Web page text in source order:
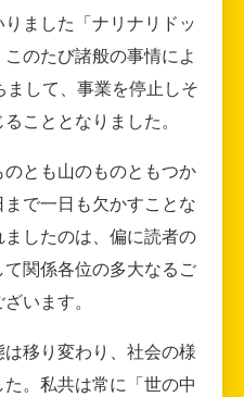
ました「ナリナリドッ
のたび諸般の事情によ
して、事業を停止しそ
こととなりました。
とも山のものともつか
で一日も欠かすことな
したのは、偏に読者の
関係各位の多大なるご
います。
移り変わり、社会の様
。私共は常に「世の中